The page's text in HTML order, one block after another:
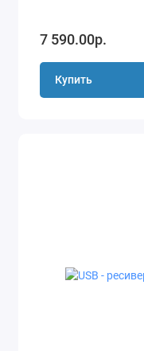
7 590.00р.
Купить